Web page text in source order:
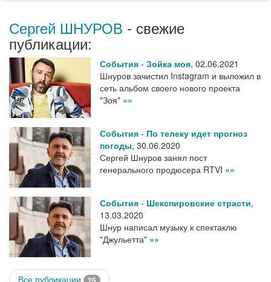
Сергей ШНУРОВ - свежие
публикации:
События - Зойка моя, 02.06.2021
Шнуров зачистил Instagram и выложил в
сеть альбом своего нового проекта
"Зоя" »»
События - По телеку идет прогноз
погоды, 30.06.2020
Сергей Шнуров занял пост
генерального продюсера RTVI »»
События - Шекспировские страсти,
13.03.2020
Шнур написал музыку к спектаклю
"Джульетта" »»
Все публикации